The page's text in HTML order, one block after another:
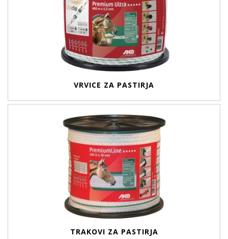
VRVICE ZA PASTIRJA
TRAKOVI ZA PASTIRJA